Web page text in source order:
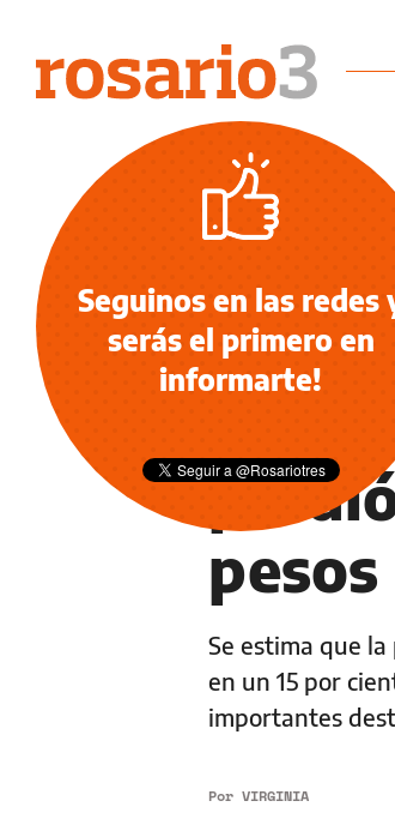
NOTICIAS
El
pesos
Se estima que
en un 15 por
importantes
Por VIRGINIA
Seguinos en las redes
serás el primero en
informarte!